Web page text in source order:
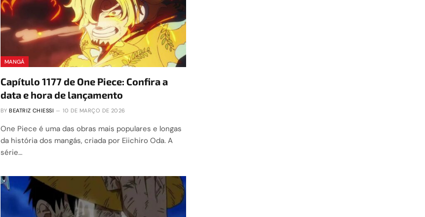
MANGÁ
Capítulo 1177 de One Piece: Confira a
data e hora de lançamento
BY BEATRIZ CHIESSI 10 DE MARÇO DE 2026
One Piece é uma das obras mais populares e longas
da história dos mangás, criada por Eiichiro Oda. A
série…